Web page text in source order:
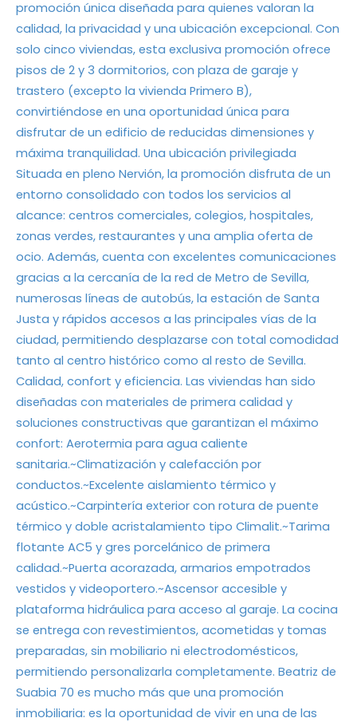
promoción única diseñada para quienes valoran la
calidad, la privacidad y una ubicación excepcional. Con
solo cinco viviendas, esta exclusiva promoción ofrece
pisos de 2 y 3 dormitorios, con plaza de garaje y
trastero (excepto la vivienda Primero B),
convirtiéndose en una oportunidad única para
disfrutar de un edificio de reducidas dimensiones y
máxima tranquilidad. Una ubicación privilegiada
Situada en pleno Nervión, la promoción disfruta de un
entorno consolidado con todos los servicios al
alcance: centros comerciales, colegios, hospitales,
zonas verdes, restaurantes y una amplia oferta de
ocio. Además, cuenta con excelentes comunicaciones
gracias a la cercanía de la red de Metro de Sevilla,
numerosas líneas de autobús, la estación de Santa
Justa y rápidos accesos a las principales vías de la
ciudad, permitiendo desplazarse con total comodidad
tanto al centro histórico como al resto de Sevilla.
Calidad, confort y eficiencia. Las viviendas han sido
diseñadas con materiales de primera calidad y
soluciones constructivas que garantizan el máximo
confort: Aerotermia para agua caliente
sanitaria.~Climatización y calefacción por
conductos.~Excelente aislamiento térmico y
acústico.~Carpintería exterior con rotura de puente
térmico y doble acristalamiento tipo Climalit.~Tarima
flotante AC5 y gres porcelánico de primera
calidad.~Puerta acorazada, armarios empotrados
vestidos y videoportero.~Ascensor accesible y
plataforma hidráulica para acceso al garaje. La cocina
se entrega con revestimientos, acometidas y tomas
preparadas, sin mobiliario ni electrodomésticos,
permitiendo personalizarla completamente. Beatriz de
Suabia 70 es mucho más que una promoción
inmobiliaria: es la oportunidad de vivir en una de las